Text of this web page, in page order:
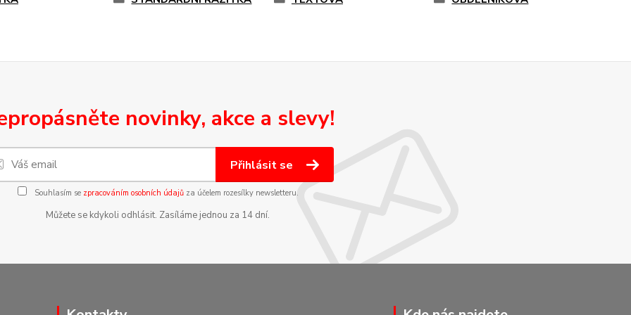
novinky, akce a slevy!
Přihlásit se
Souhlasím se zpracováním osobních údajůza účelem rozesílky newsletteru.
Můžete se kdykoli odhlásit. Zasíláme jednou za 14 dní.